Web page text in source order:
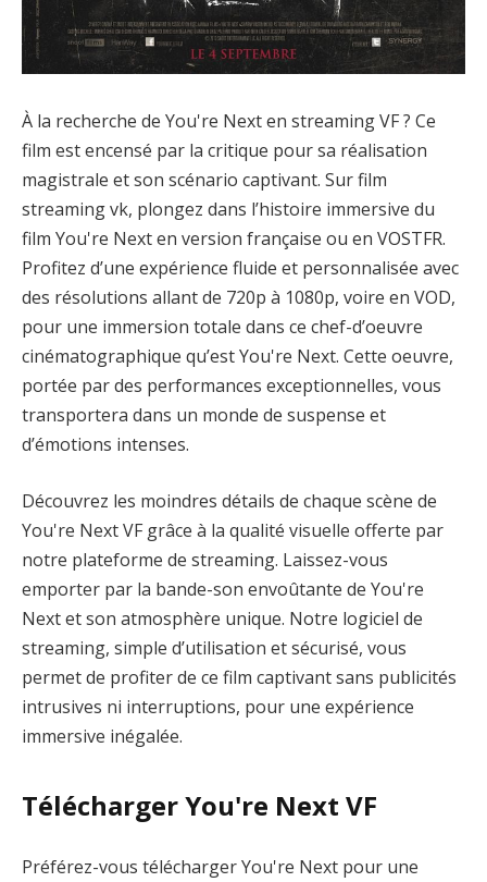
À la recherche de You're Next en streaming VF ? Ce
film est encensé par la critique pour sa réalisation
magistrale et son scénario captivant. Sur film
streaming vk, plongez dans l’histoire immersive du
film You're Next en version française ou en VOSTFR.
Profitez d’une expérience fluide et personnalisée avec
des résolutions allant de 720p à 1080p, voire en VOD,
pour une immersion totale dans ce chef-d’oeuvre
cinématographique qu’est You're Next. Cette oeuvre,
portée par des performances exceptionnelles, vous
transportera dans un monde de suspense et
d’émotions intenses.
Découvrez les moindres détails de chaque scène de
You're Next VF grâce à la qualité visuelle offerte par
notre plateforme de streaming. Laissez-vous
emporter par la bande-son envoûtante de You're
Next et son atmosphère unique. Notre logiciel de
streaming, simple d’utilisation et sécurisé, vous
permet de profiter de ce film captivant sans publicités
intrusives ni interruptions, pour une expérience
immersive inégalée.
Télécharger You're Next VF
Préférez-vous télécharger You're Next pour une